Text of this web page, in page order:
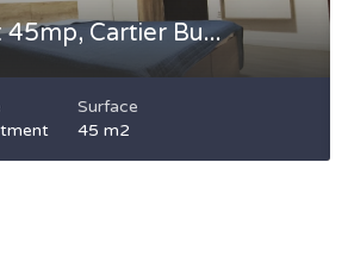
Cartier Bu...
Surface
45 m2